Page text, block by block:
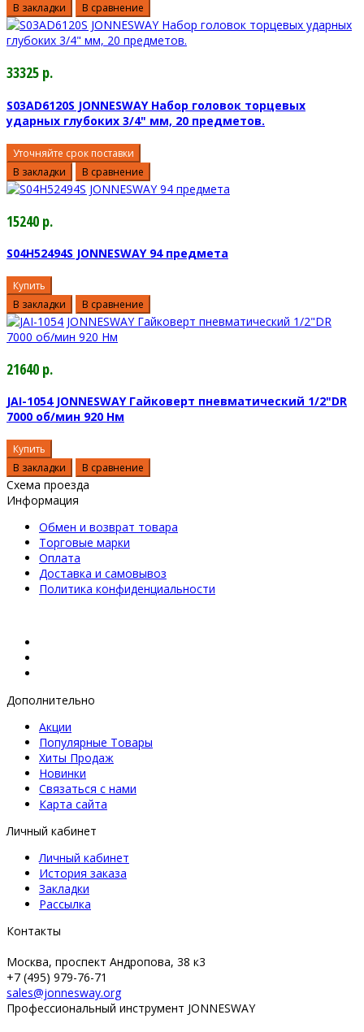
В закладки
В сравнение
33325 р.
S03AD6120S JONNESWAY Набор головок торцевых
ударных глубоких 3/4" мм, 20 предметов.
Уточняйте срок поставки
В закладки
В сравнение
15240 р.
S04H52494S JONNESWAY 94 предмета
Купить
В закладки
В сравнение
21640 р.
JAI-1054 JONNESWAY Гайковерт пневматический 1/2"DR
7000 об/мин 920 Нм
Купить
В закладки
В сравнение
Схема проезда
Информация
Обмен и возврат товара
Торговые марки
Оплата
Доставка и самовывоз
Политика конфиденциальности
Дополнительно
Акции
Популярные Товары
Хиты Продаж
Новинки
Связаться с нами
Карта сайта
Личный кабинет
Личный кабинет
История заказа
Закладки
Рассылка
Контакты
Москва, проспект Андропова, 38 к3
+7 (495) 979-76-71
sales@jonnesway.org
Профессиональный инструмент JONNESWAY